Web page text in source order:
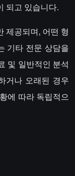
되고 있습니다.
제공되며, 어떤 형
기타 전문 상담을
및 일반적인 분석
거나 오래된 경우
에 따라 독립적으